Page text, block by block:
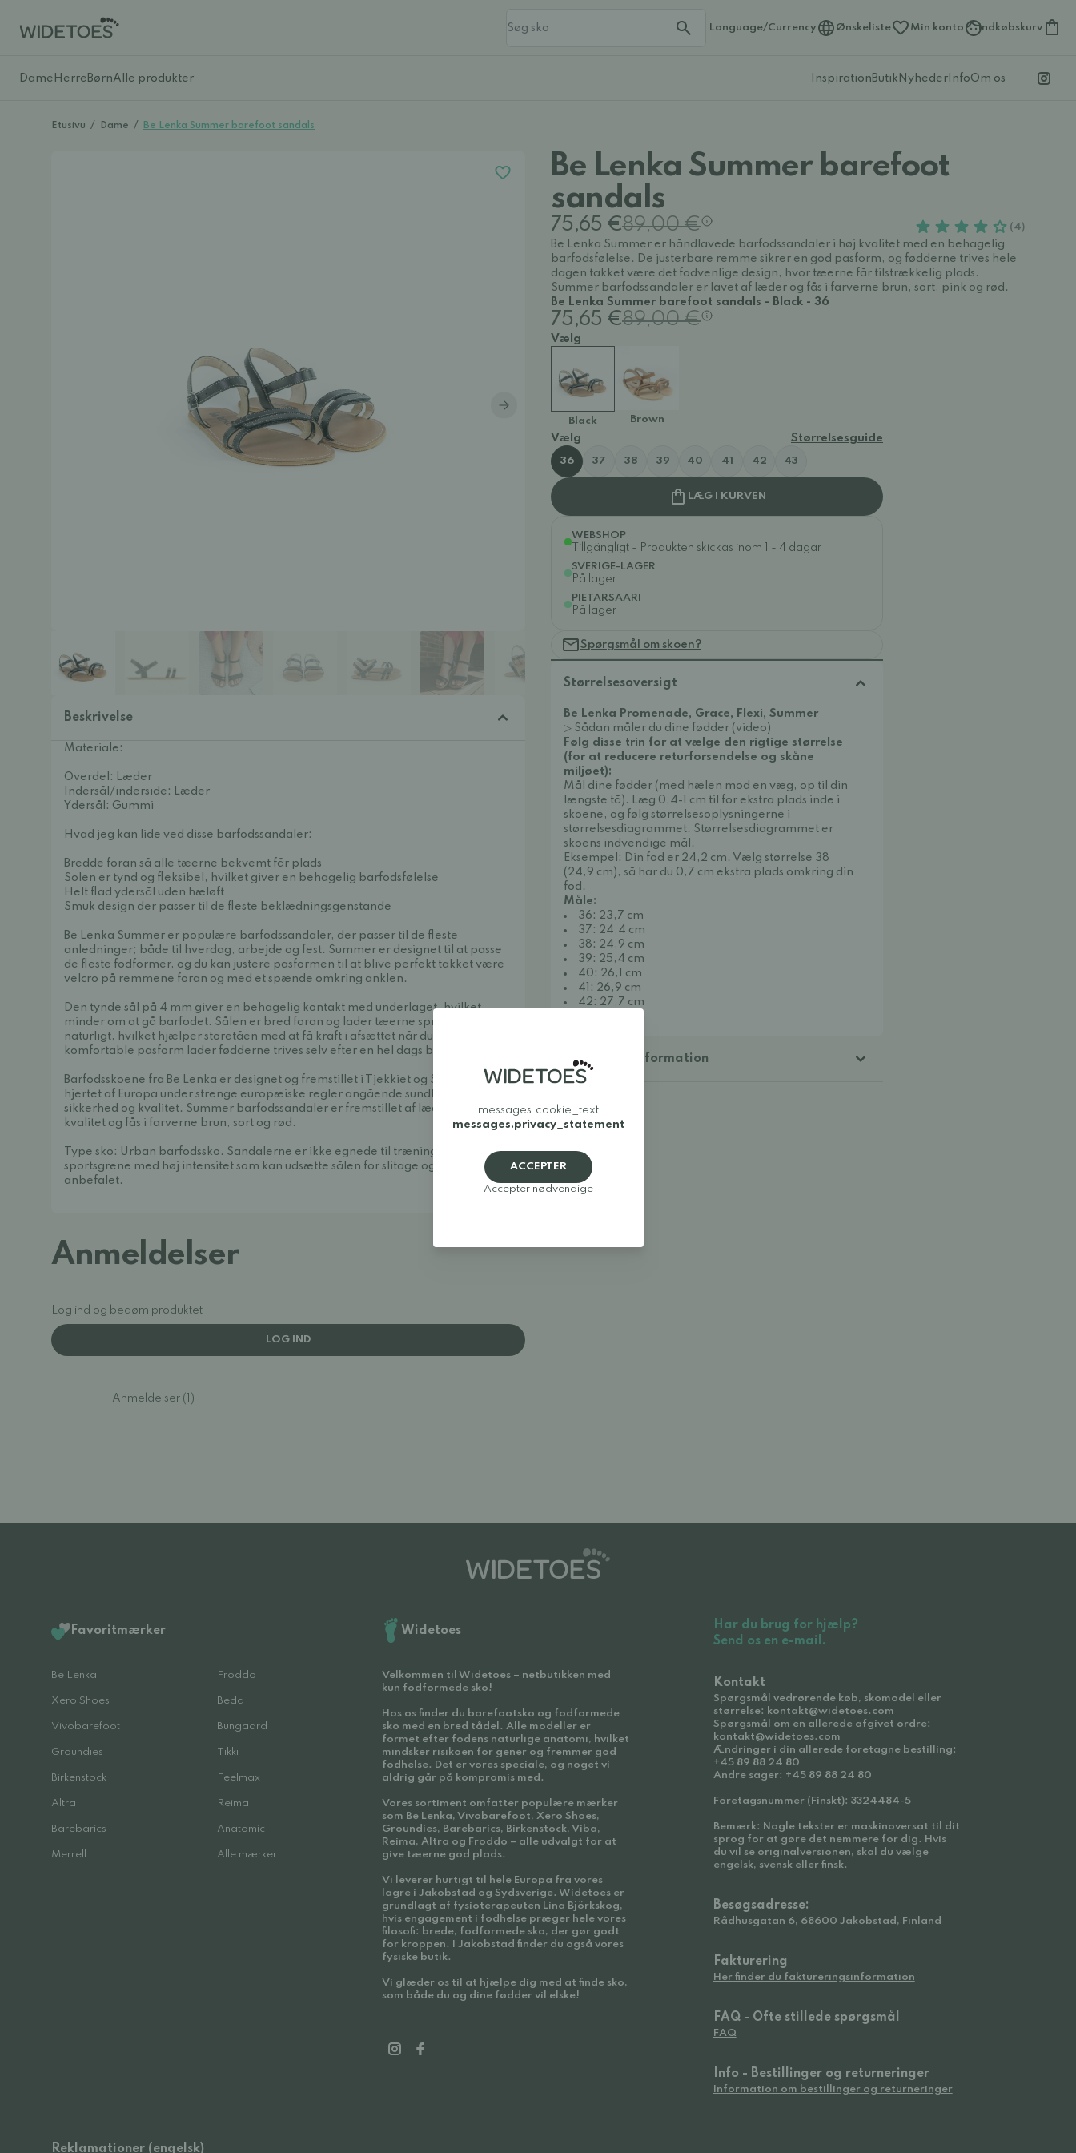
Language/Currency Ønskeliste Min konto Indkøbskurv
Dame Herre BørnAlle produkter Inspiration Butik Nyheder InfoOm os
Etusivu / Dame / Be Lenka Summer barefoot sandals
Beskrivelse
Materiale:
Overdel: Læder
Indersål/inderside: Læder
Ydersål: Gummi
Hvad jeg kan lide ved disse barfodssandaler:
Bredde foran så alle tæerne bekvemt får plads
Solen er tynd og fleksibel, hvilket giver en behagelig barfodsfølelse
Helt flad ydersål uden hæløft
Smuk design der passer til de fleste beklædningsgenstande
Be Lenka Summer er populære barfodssandaler, der passer til de fleste
anledninger; både til hverdag, arbejde og fest. Summer er designet til at passe
de fleste fodformer, og du kan justere pasformen til at blive perfekt takket være
velcro på remmene foran og med et spænde omkring anklen.
Den tynde sål på 4 mm giver en behagelig kontakt med underlaget, hvilket
minder om at gå barfodet. Sålen er bred foran og lader tæerne sprede sig
naturligt, hvilket hjælper storetåen med at få kraft i afsættet når du går. Den
komfortable pasform lader fødderne trives selv efter en hel dags brug.
Barfodsskoene fra Be Lenka er designet og fremstillet i Tjekkiet og Slovakiet i
hjertet af Europa under strenge europæiske regler angående sundhed,
sikkerhed og kvalitet. Summer barfodssandaler er fremstillet af læder i høj
kvalitet og fås i farverne brun, sort og rød.
Type sko: Urban barfodssko. Sandalerne er ikke egnede til træning og
sportsgrene med høj intensitet som kan udsætte sålen for slitage og er ikke
anbefalet.
Anmeldelser
Log ind og bedøm produktet
LOG IND
Anmeldelser (1)
Be Lenka Summer barefoot
sandals
75,65 €89,00 € (4)
Be Lenka Summer er håndlavede barfodssandaler i høj kvalitet med en behagelig
barfodsfølelse. De justerbare remme sikrer en god pasform, og fødderne trives hele
dagen takket være det fodvenlige design, hvor tæerne får tilstrækkelig plads.
Summer barfodssandaler er lavet af læder og fås i farverne brun, sort, pink og rød.
Be Lenka Summer barefoot sandals - Black - 36
75,65 €89,00 €
Vælg
Black Brown
Vælg Størrelsesguide
36 37 38 39 40 41 42 43
LÆG I KURVEN
WEBSHOP
Tillgängligt - Produkten skickas inom 1 - 4 dagar
SVERIGE-LAGER
På lager
PIETARSAARI
På lager
Spørgsmål om skoen?
Størrelsesoversigt
Be Lenka Promenade, Grace, Flexi, Summer
▷ Sådan måler du dine fødder (video)
Følg disse trin for at vælge den rigtige størrelse
(for at reducere returforsendelse og skåne
miljøet):
Mål dine fødder (med hælen mod en væg, op til din
længste tå). Læg 0,4-1 cm til for ekstra plads inde i
skoene, og følg størrelsesoplysningerne i
størrelsesdiagrammet. Størrelsesdiagrammet er
skoens indvendige mål.
Eksempel: Din fod er 24,2 cm. Vælg størrelse 38
(24,9 cm), så har du 0,7 cm ekstra plads omkring din
fod.
Måle:
36: 23,7 cm
37: 24,4 cm
38: 24,9 cm
39: 25,4 cm
40: 26,1 cm
41: 26,9 cm
42: 27,7 cm
43: 28,4 cm
Yderligere information
Favoritmærker
Be Lenka Froddo
Xero Shoes Beda
Vivobarefoot Bungaard
Groundies Tikki
Birkenstock Feelmax
Altra Reima
Barebarics Anatomic
Merrell Alle mærker
Widetoes
Velkommen til Widetoes – netbutikken med
kun fodformede sko!
Hos os finder du barefootsko og fodformede
sko med en bred tådel. Alle modeller er
formet efter fodens naturlige anatomi, hvilket
mindsker risikoen for gener og fremmer god
fodhelse. Det er vores speciale, og noget vi
aldrig går på kompromis med.
Vores sortiment omfatter populære mærker
som Be Lenka, Vivobarefoot, Xero Shoes,
Groundies, Barebarics, Birkenstock, Viba,
Reima, Altra og Froddo – alle udvalgt for at
give tæerne god plads.
Vi leverer hurtigt til hele Europa fra vores
lagre i Jakobstad og Sydsverige. Widetoes er
grundlagt af fysioterapeuten Lina Björkskog,
hvis engagement i fodhelse præger hele vores
filosofi: brede, fodformede sko, der gør godt
for kroppen. I Jakobstad finder du også vores
fysiske butik.
Vi glæder os til at hjælpe dig med at finde sko,
som både du og dine fødder vil elske!
Har du brug for hjælp?
Send os en e-mail.
Kontakt
Spørgsmål vedrørende køb, skomodel eller
størrelse: kontakt@widetoes.com
Spørgsmål om en allerede afgivet ordre:
kontakt@widetoes.com
Ændringer i din allerede foretagne bestilling:
+45 89 88 24 80
Andre sager: +45 89 88 24 80
Företagsnummer (Finskt): 3324484-5
Bemærk: Nogle tekster er maskinoversat til dit
sprog for at gøre det nemmere for dig. Hvis
du vil se originalversionen, skal du vælge
engelsk, svensk eller finsk.
Besøgsadresse:
Rådhusgatan 6, 68600 Jakobstad, Finland
Fakturering
Her finder du faktureringsinformation
FAQ - Ofte stillede spørgsmål
FAQ
Info - Bestillinger og returneringer
Information om bestillinger og returneringer
Reklamationer (engelsk)
messages.cookie_text
messages.privacy_statement
ACCEPTER
Accepter nødvendige